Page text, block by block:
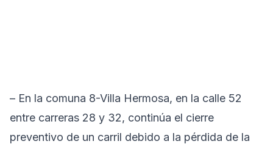
– En la comuna 8-Villa Hermosa, en la calle 52
entre carreras 28 y 32, continúa el cierre
preventivo de un carril debido a la pérdida de la